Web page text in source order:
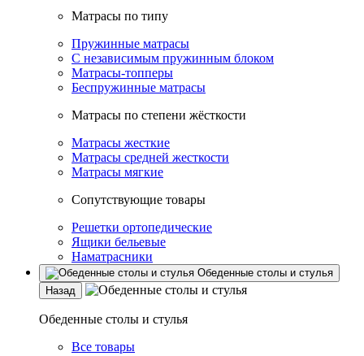
Матрасы по типу
Пружинные матрасы
С независимым пружинным блоком
Матрасы-топперы
Беспружинные матрасы
Матрасы по степени жёсткости
Матрасы жесткие
Матрасы средней жесткости
Матрасы мягкие
Сопутствующие товары
Решетки ортопедические
Ящики бельевые
Наматрасники
Обеденные столы и стулья
Назад
Обеденные столы и стулья
Все товары